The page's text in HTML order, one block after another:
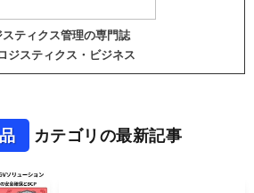
スティクス管理の専門誌
ジスティクス・ビジネス
カテゴリの最新記事